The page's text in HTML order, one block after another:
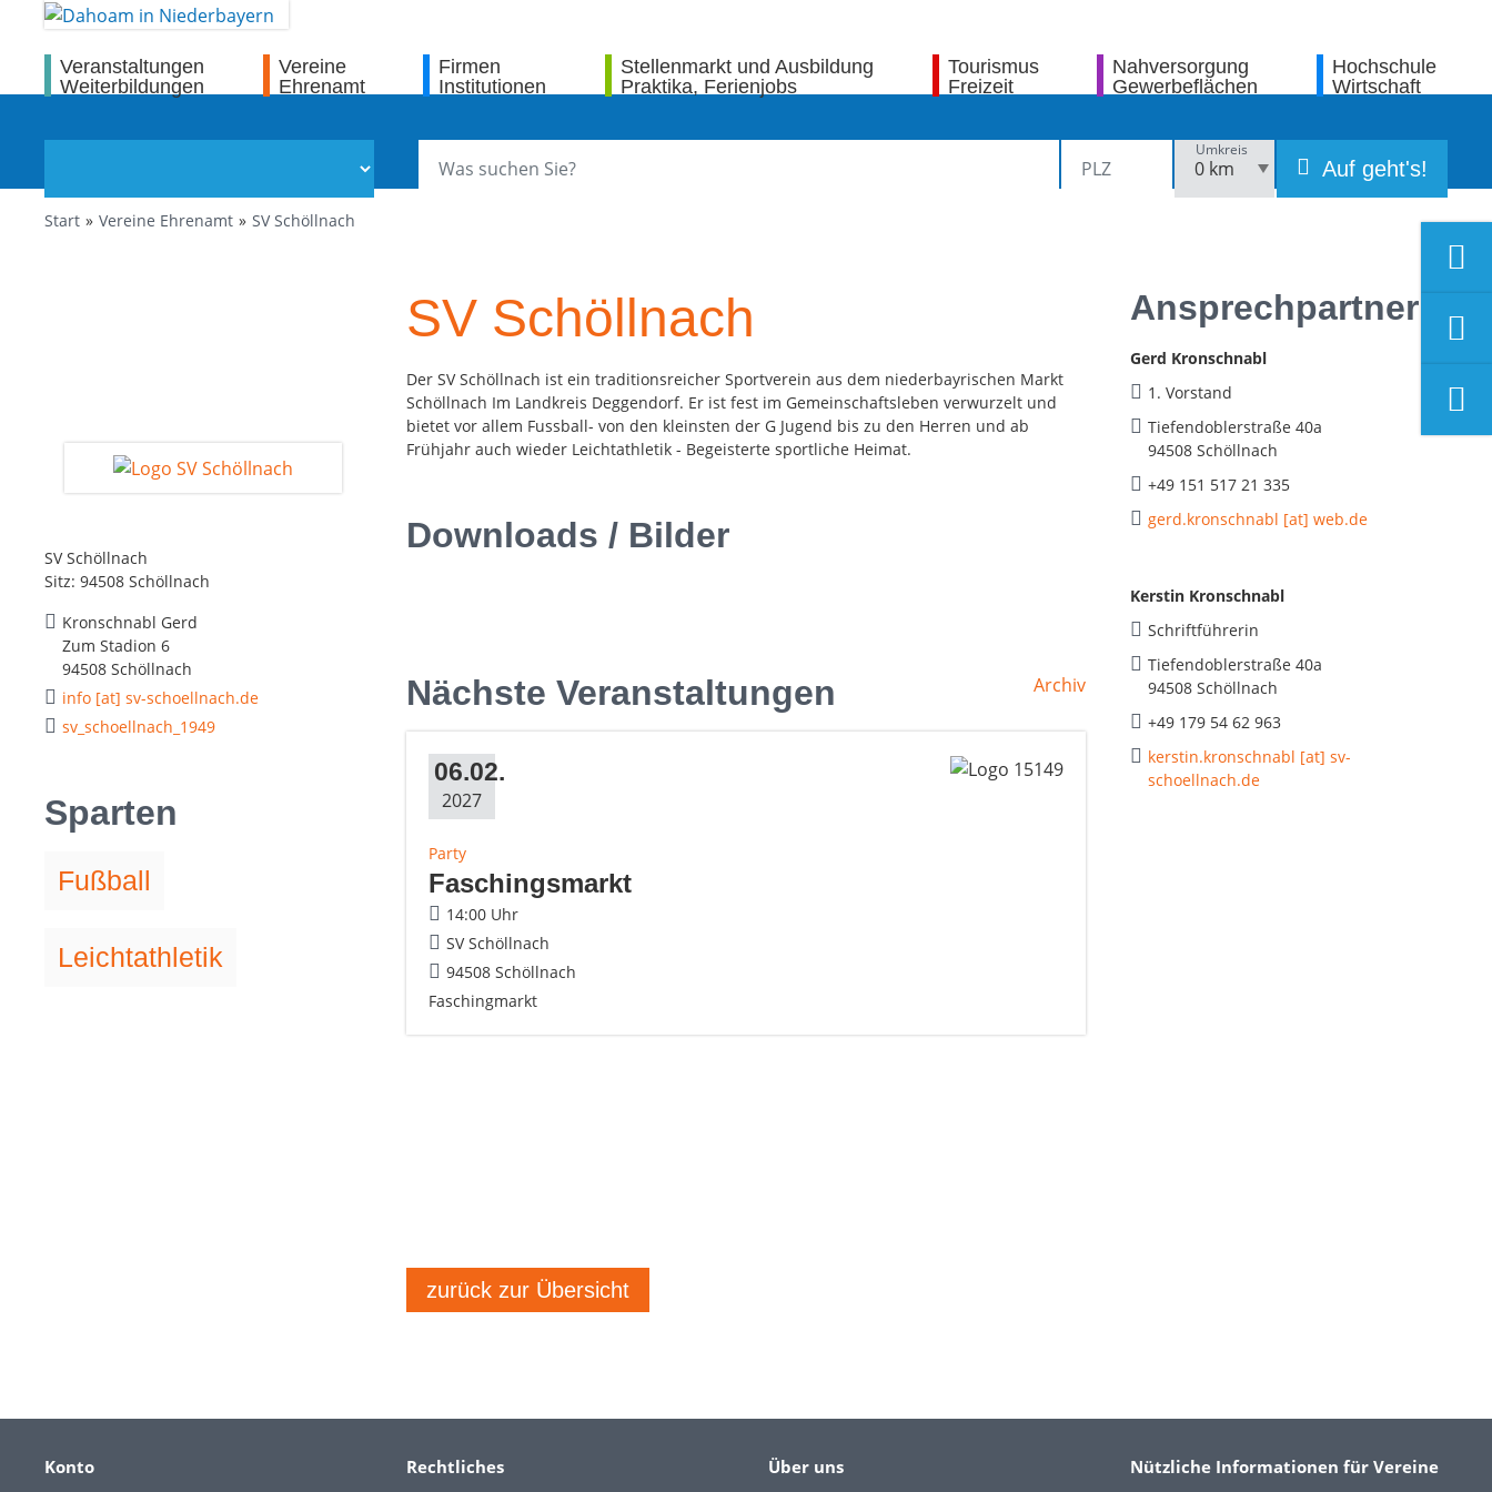
Veranstaltungen
Weiterbildungen
Vereine
Ehrenamt
Firmen
Institutionen
Stellenmarkt und Ausbildung
Praktika, Ferienjobs
Tourismus
Freizeit
Nahversorgung
Gewerbeflächen
Hochschule
Wirtschaft
Umkreis
Auf geht's!
Start Vereine Ehrenamt SV Schöllnach
SV Schöllnach
Sitz: 94508 Schöllnach
Kronschnabl Gerd
Zum Stadion 6
94508 Schöllnach
info [at] sv-schoellnach.de
sv_schoellnach_1949
Sparten
Fußball
Leichtathletik
SV Schöllnach
Der SV Schöllnach ist ein traditionsreicher Sportverein aus dem niederbayrischen Markt
Schöllnach Im Landkreis Deggendorf. Er ist fest im Gemeinschaftsleben verwurzelt und
bietet vor allem Fussball- von den kleinsten der G Jugend bis zu den Herren und ab
Frühjahr auch wieder Leichtathletik - Begeisterte sportliche Heimat.
Downloads / Bilder
Nächste Veranstaltungen Archiv
06.02.
2027
Party
Faschingsmarkt
14:00 Uhr
SV Schöllnach
94508 Schöllnach
Faschingmarkt
zurück zur Übersicht
Ansprechpartner
Gerd Kronschnabl
1. Vorstand
Tiefendoblerstraße 40a
94508 Schöllnach
+49 151 517 21 335
gerd.kronschnabl [at] web.de
Kerstin Kronschnabl
Schriftführerin
Tiefendoblerstraße 40a
94508 Schöllnach
+49 179 54 62 963
kerstin.kronschnabl [at] sv-
schoellnach.de
Konto Rechtliches Über uns Nützliche Informationen für Vereine